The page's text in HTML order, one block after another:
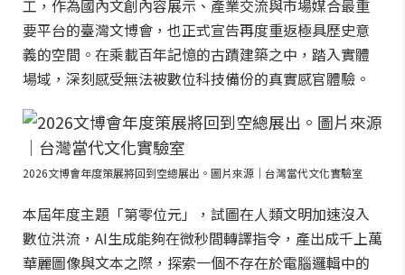
工，作為國內文創內容展示、產業交流與市場媒合最重
要平台的臺灣文博會，也正式宣告再度重返極具歷史意
義的空間。在乘載百年記憶的古蹟建築之中，踏入實體
場域，深刻感受無法被數位科技備份的真實感官體驗。
2026文博會年度策展將回到空總展出。圖片來源｜台灣當代文化實驗室
本屆年度主題「第零位元」，試圖在人類文明加速沒入
數位洪流，AI生成能夠在微秒間轉譯指令，產出成千上萬
華麗圖像與文本之際，探索一個不存在於電腦邏輯中的